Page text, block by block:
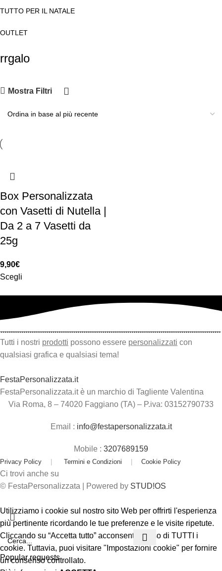
TUTTO PER IL NATALE
OUTLET
rrgalo
Mostra Filtri
Box Personalizzata
con Vasetti di Nutella |
Da 2 a 7 Vasetti da
25g
9,90€
Scegli
Tutti i nostri prodotti possono essere personalizzati con
qualsiasi grafica e qualsiasi tema!
FestaPersonalizzata.it
FestaPersonalizzata.it è un marchio di Tagliente Valentina
Via Roma, 8 – 74020 Faggiano (TA) – P.iva: 03152790733
Email : info@festapersonalizzata.it
Mobile : 3207689159
Privacy Policy | Termini e Condizioni | Cookie Policy
Ci trovi anche su
© FestaPersonalizzata | Powered by STUD!OS
Popular requests
Utilizziamo i cookie sul nostro sito Web per offrirti l'esperienza
più pertinente ricordando le tue preferenze e le visite ripetute.
Cliccando su “Accetta tutto” acconsenti all'uso di TUTTI i
cookie. Tuttavia, puoi visitare "Impostazioni cookie" per fornire
un consenso controllato.